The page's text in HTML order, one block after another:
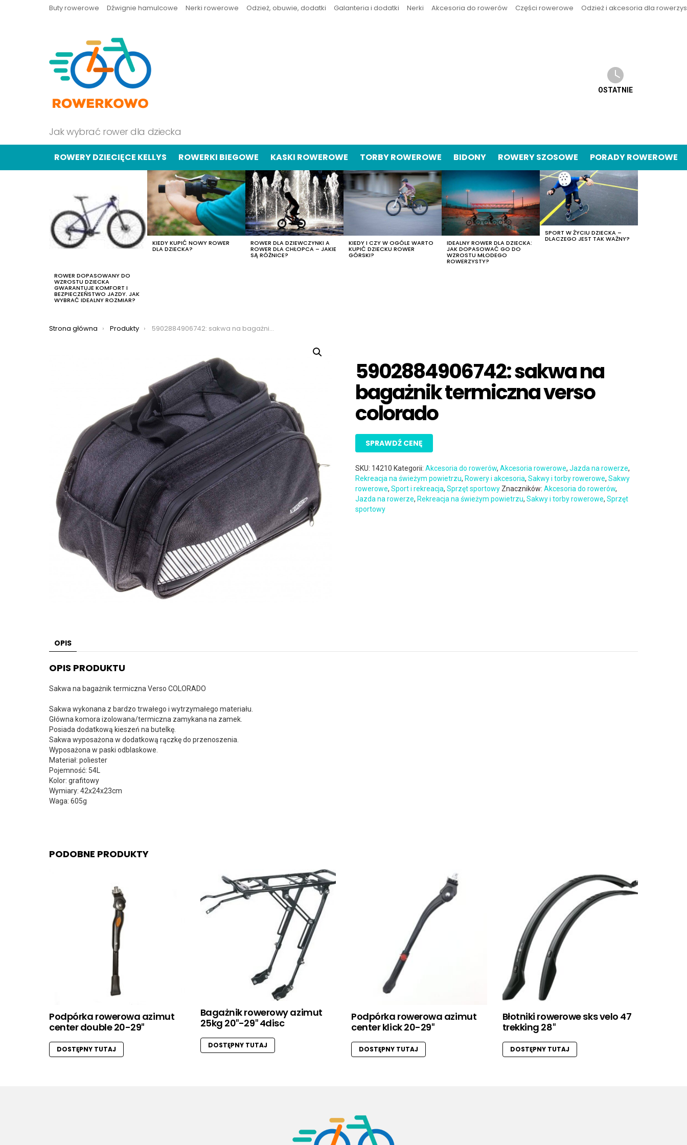
Buty rowerowe Dźwignie hamulcowe Nerki rowerowe Odzież, obuwie, dodatki Galanteria i dodatki Nerki Akcesoria do rowerów Części rowerowe Odzież i akcesoria dla
Jak wybrać rower dla dziecka
OSTATNIE
ROWERY DZIECIĘCE KELLYS ROWERKI BIEGOWE KASKI ROWEROWE TORBY ROWEROWE BIDONY ROWERY SZOSOWE PORADY ROWEROWE
ROWER DOPASOWANY DO
WZROSTU DZIECKA
GWARANTUJE KOMFORT I
BEZPIECZEŃSTWO JAZDY. JAK
WYBRAĆ IDEALNY ROZMIAR?
KIEDY KUPIĆ NOWY ROWER
DLA DZIECKA?
ROWER DLA DZIEWCZYNKI A
ROWER DLA CHŁOPCA – JAKIE
SĄ RÓŻNICE?
KIEDY I CZY W OGÓLE WARTO
KUPIĆ DZIECKU ROWER
GÓRSKI?
IDEALNY ROWER DLA DZIECKA:
JAK DOPASOWAĆ GO DO
WZROSTU MŁODEGO
ROWERZYSTY?
SPORT W ŻYCIU DZIECKA –
DLACZEGO JEST TAK WAŻNY?
Jesteś tutaj:
Strona główna Produkty 5902884906742: sakwa na bagażnik termiczna verso colorado
5902884906742: sakwa na
bagażnik termiczna verso
colorado
SPRAWDŹ CENĘ
SKU: 14210 Kategorii:Akcesoria do rowerów,Akcesoria rowerowe,Jazda na rowerze,
Rekreacja na świeżym powietrzu, Rowery i akcesoria,Sakwy i torby rowerowe,Sakwy
rowerowe,Sport i rekreacja,Sprzęt sportowy Znaczników:Akcesoria do rowerów,
Jazda na rowerze, Rekreacja na świeżym powietrzu,Sakwy i torby rowerowe,Sprzęt
sportowy
OPIS
OPIS PRODUKTU
Sakwa na bagażnik termiczna Verso COLORADO
Sakwa wykonana z bardzo trwałego i wytrzymałego materiału.
Główna komora izolowana/termiczna zamykana na zamek.
Posiada dodatkową kieszeń na butelkę.
Sakwa wyposażona w dodatkową rączkę do przenoszenia.
Wyposażona w paski odblaskowe.
Materiał: poliester
Pojemność: 54L
Kolor: grafitowy
Wymiary: 42x24x23cm
Waga: 605g
PODOBNE PRODUKTY
Podpórka rowerowa azimut
center double 20-29″
DOSTĘPNY TUTAJ
Bagażnik rowerowy azimut
25kg 20″-29″ 4disc
DOSTĘPNY TUTAJ
Podpórka rowerowa azimut
center klick 20-29″
DOSTĘPNY TUTAJ
Błotniki rowerowe sks velo 47
trekking 28″
DOSTĘPNY TUTAJ